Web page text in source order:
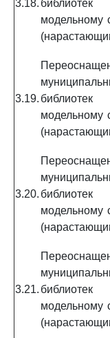
3.18.
модельному
3.19.
модельному
3.20.
модельному
3.21.
модельному